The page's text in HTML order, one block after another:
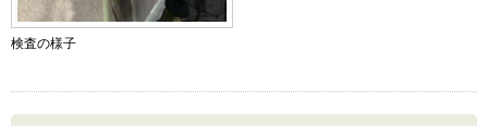
検査の様子